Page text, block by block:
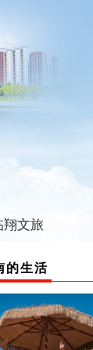
翔文旅
的生活